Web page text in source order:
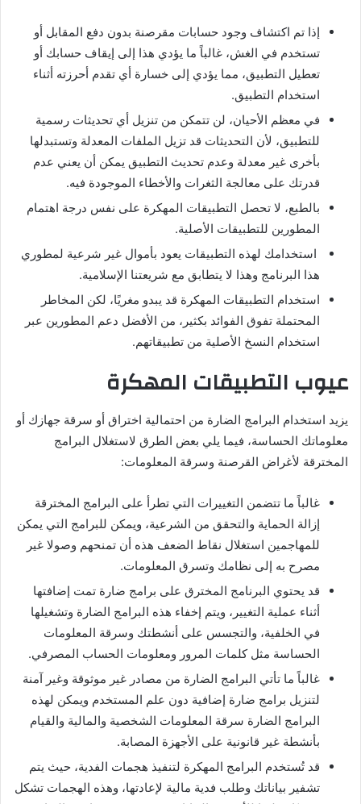
إذا تم اكتشاف وجود حسابات مقرصنة بدون دفع المقابل أو
تستخدم في الغش، غالباً ما يؤدي هذا إلى إيقاف حسابك أو
تعطيل التطبيق، مما يؤدي إلى خسارة أي تقدم أحرزته أثناء
استخدام التطبيق.
في معظم الأحيان، لن تتمكن من تنزيل أي تحديثات رسمية
للتطبيق، لأن التحديثات قد تزيل الملفات المعدلة وتستبدلها
بأخرى غير معدلة وعدم تحديث التطبيق يمكن أن يعني عدم
قدرتك على معالجة الثغرات والأخطاء الموجودة فيه.
بالطبع، لا تحصل التطبيقات المهكرة على نفس درجة اهتمام
المطورين للتطبيقات الأصلية.
استخدامك لهذه التطبيقات يعود بأموال غير شرعية لمطوري
هذا البرنامج وهذا لا يتطابق مع شريعتنا الإسلامية.
استخدام التطبيقات المهكرة قد يبدو مغريًا، لكن المخاطر
المحتملة تفوق الفوائد بكثير، من الأفضل دعم المطورين عبر
استخدام النسخ الأصلية من تطبيقاتهم.
عيوب التطبيقات المهكرة
يزيد استخدام البرامج الضارة من احتمالية اختراق أو سرقة جهازك أو
معلوماتك الحساسة، فيما يلي بعض الطرق لاستغلال البرامج
المخترقة لأغراض القرصنة وسرقة المعلومات:
غالباً ما تتضمن التغييرات التي تطرأ على البرامج المخترقة
إزالة الحماية والتحقق من الشرعية، ويمكن للبرامج التي يمكن
للمهاجمين استغلال نقاط الضعف هذه أن تمنحهم وصولا غير
مصرح به إلى نظامك وتسرق المعلومات.
قد يحتوي البرنامج المخترق على برامج ضارة تمت إضافتها
أثناء عملية التغيير، ويتم إخفاء هذه البرامج الضارة وتشغيلها
في الخلفية، والتجسس على أنشطتك وسرقة المعلومات
الحساسة مثل كلمات المرور ومعلومات الحساب المصرفي.
غالباً ما تأتي البرامج الضارة من مصادر غير موثوقة وغير آمنة
لتنزيل برامج ضارة إضافية دون علم المستخدم ويمكن لهذه
البرامج الضارة سرقة المعلومات الشخصية والمالية والقيام
بأنشطة غير قانونية على الأجهزة المصابة.
قد تُستخدم البرامج المهكرة لتنفيذ هجمات الفدية، حيث يتم
تشفير بياناتك وطلب فدية مالية لإعادتها، وهذه الهجمات تشكل